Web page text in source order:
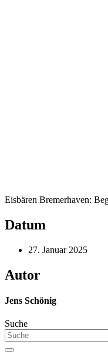
Eisbären Bremerhaven:
Datum
27. Januar 2025
Autor
Jens Schönig
Suche